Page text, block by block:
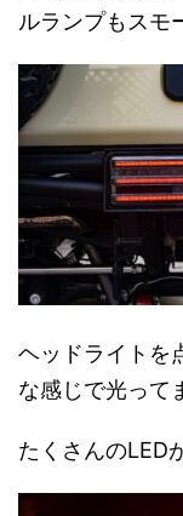
ルランプもスモ
ヘッドライトを
な感じで光って
たくさんのLED